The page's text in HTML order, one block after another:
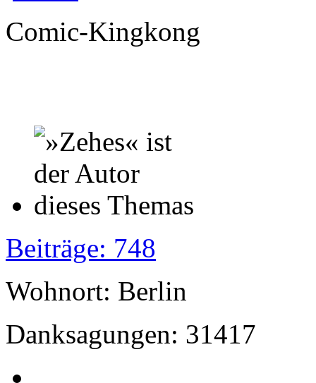
Comic-Kingkong
Beiträge: 748
Wohnort: Berlin
Danksagungen: 31417